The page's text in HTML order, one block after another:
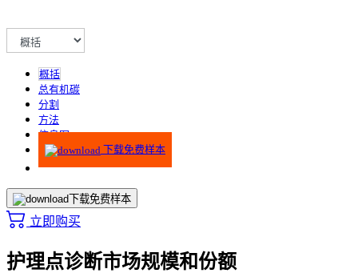
概括
总有机碳
分割
方法
信息图
下载免费样本
下载免费样本
立即购买
护理点诊断市场规模和份额